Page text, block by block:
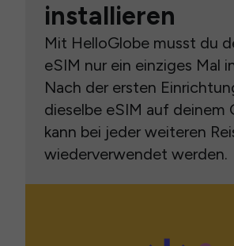
installieren
Mit HelloGlobe musst du
eSIM nur ein einziges Mal
Nach der ersten
dieselbe eSIM auf deinem
kann bei jeder weiteren
wiederverwendet werden.